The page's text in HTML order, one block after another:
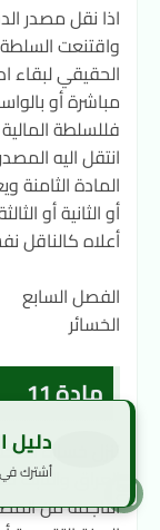
دليل
أشترك
اذا نقل مصدر
واقتنعت السلطة
الحقيقي لبقاء
مباشرة أو
فللسلطة
المادة الثامنة
أو الثانية أو
أعلاه كالناقل
الفصل السابع
الخسائر
مادة 11
تنزل خسارة
العراق
الناجمة من